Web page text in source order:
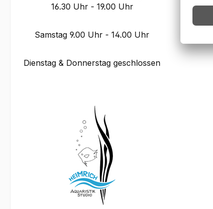
16.30 Uhr - 19.00 Uhr
Samstag 9.00 Uhr - 14.00 Uhr
Dienstag & Donnerstag geschlossen